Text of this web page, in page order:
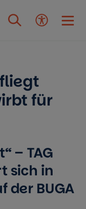
für
– TAG
sich in
der BUGA